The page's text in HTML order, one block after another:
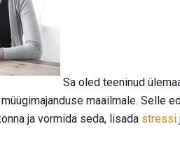
Sa oled teeninud
maailmale. Selle
ja vormida seda, lisada stressi